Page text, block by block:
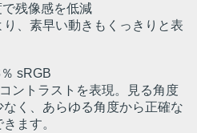
残像感を低減
、素早い動きもくっきりと表
sRGB
ントラストを表現。見る角度
く、あらゆる角度から正確な
ます。